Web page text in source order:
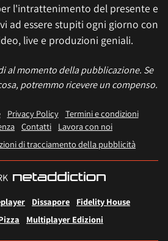
l'intrattenimento del presente e
ad essere stupiti ogni giorno con
live e produzioni geniali.
al momento della pubblicazione. Se
potremmo ricevere un compenso.
Privacy Policy
Termini e condizioni
Contatti
Lavora con noi
di tracciamento della pubblicità
Dissapore
Fidelity House
Multiplayer Edizioni